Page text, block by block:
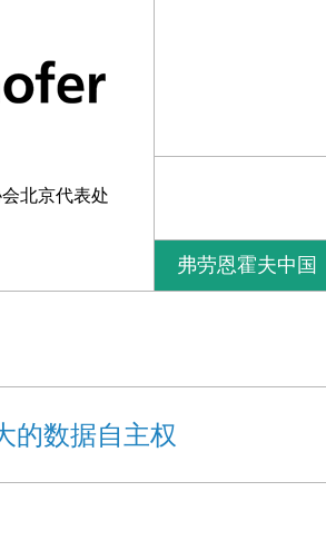
北京代表处
弗劳恩霍夫中国
的数据自主权